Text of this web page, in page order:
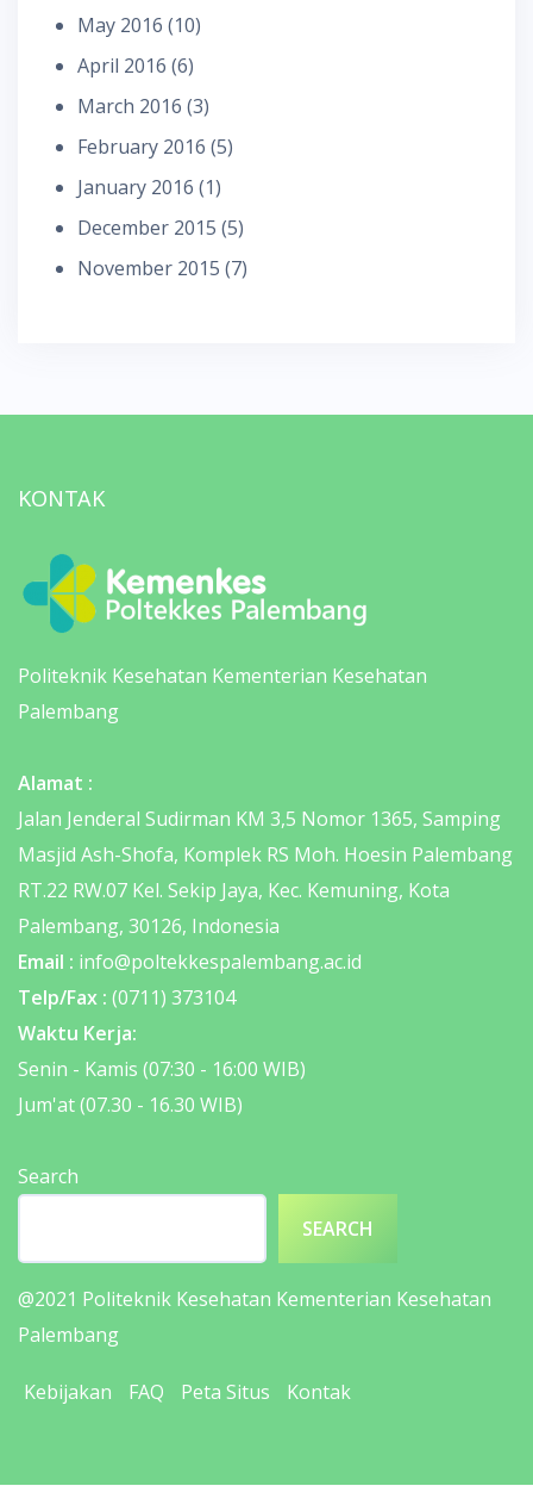
May 2016 (10)
April 2016 (6)
March 2016 (3)
February 2016 (5)
January 2016 (1)
December 2015 (5)
November 2015 (7)
KONTAK
Politeknik Kesehatan Kementerian Kesehatan
Palembang
Alamat :
Jalan Jenderal Sudirman KM 3,5 Nomor 1365, Samping
Masjid Ash-Shofa, Komplek RS Moh. Hoesin Palembang
RT.22 RW.07 Kel. Sekip Jaya, Kec. Kemuning, Kota
Palembang, 30126, Indonesia
Email : info@poltekkespalembang.ac.id
Telp/Fax : (0711) 373104
Waktu Kerja:
Senin - Kamis (07:30 - 16:00 WIB)
Jum'at (07.30 - 16.30 WIB)
Search
SEARCH
@2021 Politeknik Kesehatan Kementerian Kesehatan
Palembang
Kebijakan FAQ Peta Situs Kontak